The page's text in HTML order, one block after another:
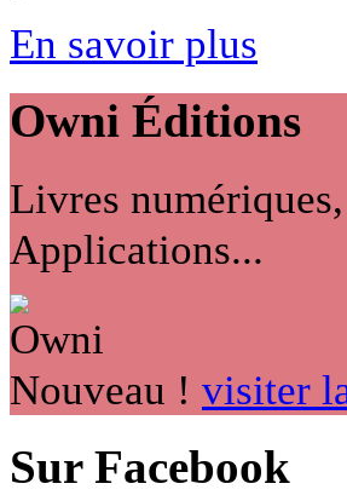
En savoir plus
Owni Éditions
Livres numériques,
Applications...
Nouveau ! visiter
Sur Facebook